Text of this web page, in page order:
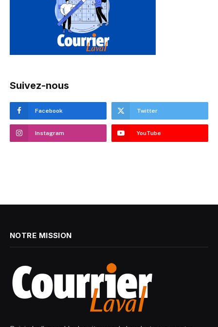
Suivez-nous
Facebook Twitter
Instagram YouTube
NOTRE MISSION